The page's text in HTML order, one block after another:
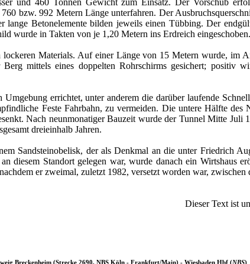
und 460 Tonnen Gewicht zum Einsatz. Der Vorschub
bzw. 992 Metern Länge unterfahren. Der
lange Betonelemente bilden jeweils einen Tübbing. Der
wurde in Takten von je 1,20 Metern ins Erdreich
Materials. Auf einer Länge von 15 Metern wurde, im
mittels eines doppelten Rohrschirms gesichert; positiv
errichtet, unter anderem die darüber laufende
Feste Fahrbahn, zu vermeiden. Die untere Hälfte des
Nach neunmonatiger Bauzeit wurde der Tunnel Mitte Juli
dreieinhalb Jahren.
Sandsteinobelisk, der als Denkmal an die unter Friedrich
diesem Standort gelegen war, wurde danach ein Wirtshaus
er zweimal, zuletzt 1982, versetzt worden war,
Dieser Text ist
Breckenheim (Strecke 2690, NBS Köln - Frankfurt/Main) - Wiesbaden Hbf (NBS)